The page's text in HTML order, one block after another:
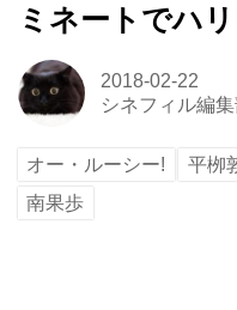
ミネートでハ
2018-02-22
シネフィル編
オー・ルーシー! 平栁
南果歩